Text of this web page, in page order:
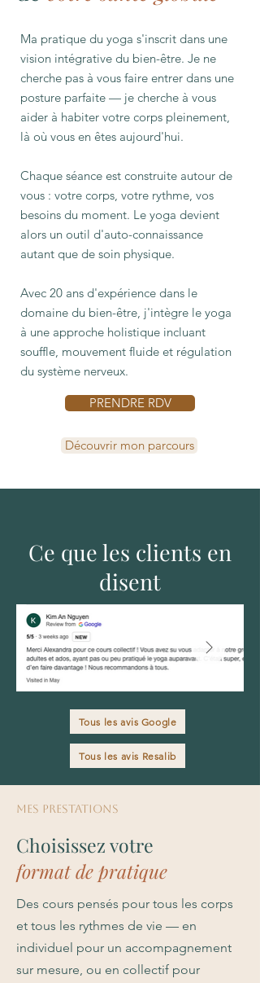
Ma pratique du yoga s'inscrit dans une
vision intégrative du bien-être. Je ne
cherche pas à vous faire entrer dans une
posture parfaite — je cherche à vous
aider à habiter votre corps pleinement,
là où vous en êtes aujourd'hui.
Chaque séance est construite autour de
vous : votre corps, votre rythme, vos
besoins du moment. Le yoga devient
alors un outil d'auto-connaissance
autant que de soin physique.
Avec 20 ans d'expérience dans le
domaine du bien-être, j'intègre le yoga
à une approche holistique incluant
souffle, mouvement fluide et régulation
du système nerveux.
PRENDRE RDV
Découvrir mon parcours
Ce que les clients en
disent
Tous les avis Google
Tous les avis Resalib
MES PRESTATIONS
Choisissez votre
format de pratique
Des cours pensés pour tous les corps
et tous les rythmes de vie — en
individuel pour un accompagnement
sur mesure, ou en collectif pour